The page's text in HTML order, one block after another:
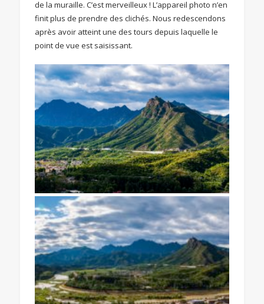
de la muraille. C’est merveilleux ! L’appareil photo n’en
finit plus de prendre des clichés. Nous redescendons
après avoir atteint une des tours depuis laquelle le
point de vue est saisissant.